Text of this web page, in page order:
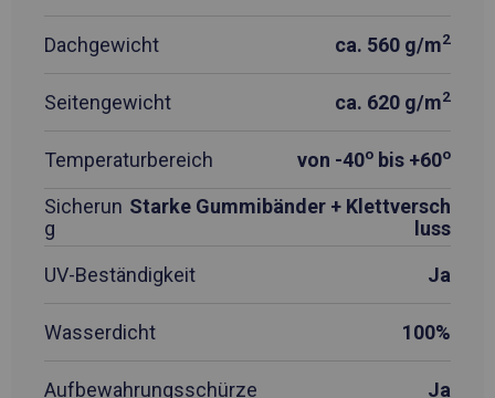
Dachgewicht ca. 560 g/m2
Seitengewicht ca. 620 g/m2
Temperaturbereich von -40o bis +60o
Sicherun
g
Starke Gummibänder + Klettversch
luss
UV-Beständigkeit
Ja
Wasserdicht 100%
Aufbewahrungsschürze Ja